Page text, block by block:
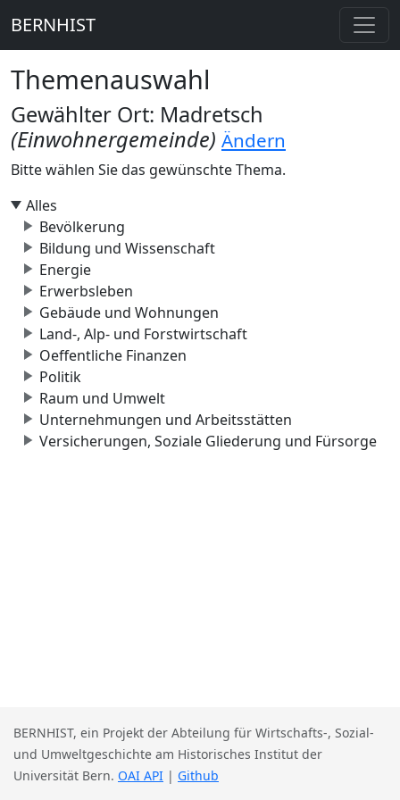
BERNHIST
Themenauswahl
Gewählter Ort: Madretsch
(Einwohnergemeinde) Ändern
Bitte wählen Sie das gewünschte Thema.
Alles
Bevölkerung
Bildung und Wissenschaft
Energie
Erwerbsleben
Gebäude und Wohnungen
Land-, Alp- und Forstwirtschaft
Oeffentliche Finanzen
Politik
Raum und Umwelt
Unternehmungen und Arbeitsstätten
Versicherungen, Soziale Gliederung und Fürsorge
BERNHIST, ein Projekt der Abteilung für Wirtschafts-, Sozial-
und Umweltgeschichte am Historisches Institut der
Universität Bern. OAI API | Github